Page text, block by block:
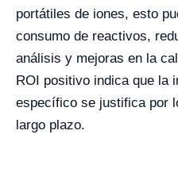
portátiles de iones, esto
consumo de reactivos,
análisis y mejoras en la
ROI positivo indica que la
específico se justifica por
largo plazo.